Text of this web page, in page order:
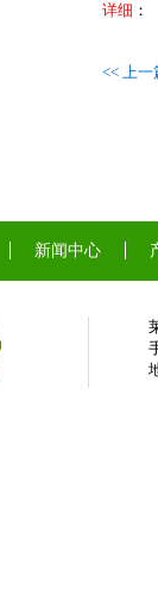
详细 ：
<< 上一
新闻中心